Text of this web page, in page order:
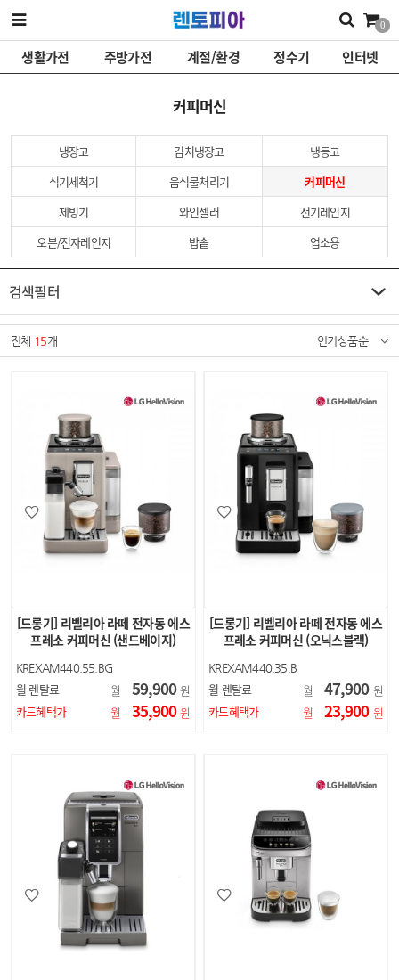
0
생활가전 주방가전 계절/환경 정수기 인터넷
커피머신
냉장고 김치냉장고
냉동고
식기세척기
음식물처리기
커피머신
제빙기
와인셀러
전기레인지
오븐/전자레인지
밥솥 업소용
검색필터
전체 15개 인기상품순
[드롱기] 리벨리아 라떼 전자동 에스
프레소 커피머신 (샌드베이지)
KREXAM440.55.BG
월 렌탈료 월 59,900 원
카드혜택가
월 35,900 원
[드롱기] 리벨리아 라떼 전자동 에스
프레소 커피머신 (오닉스블랙)
KREXAM440.35.B
월 렌탈료 월 47,900 원
카드혜택가
월 23,900 원